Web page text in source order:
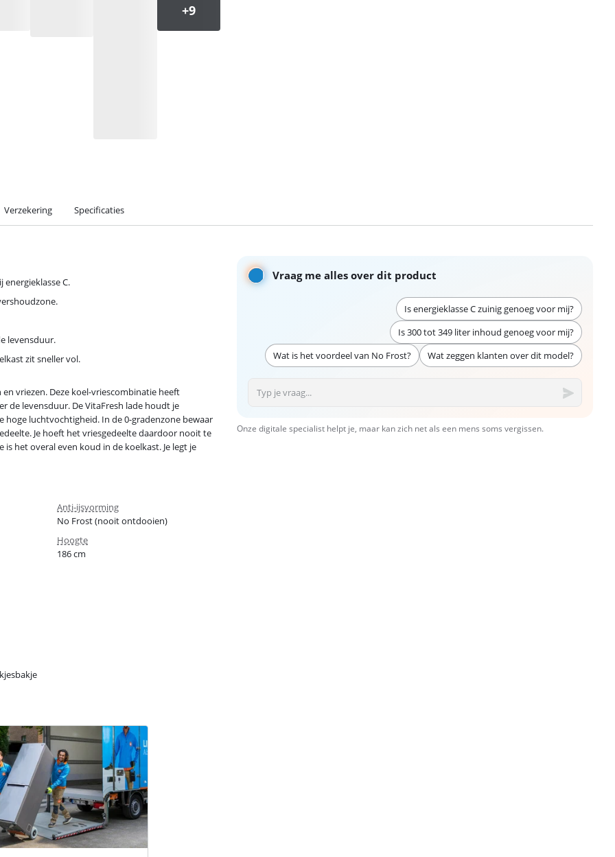
Verzekering Specificaties
Vraag me alles over dit product
Is energieklasse C zuinig genoeg voor mij?
Is 300 tot 349 liter inhoud genoeg voor mij?
Wat is het voordeel van No Frost?
Wat zeggen klanten over dit model?
Onze digitale specialist helpt je, maar kan zich net als een mens soms vergissen.
C.
levensduur.
zit sneller vol.
vriezen. Deze koel-vriescombinatie heeft
de levensduur. De VitaFresh lade houdt je
luchtvochtigheid. In de 0-gradenzone bewaar
Je hoeft het vriesgedeelte daardoor nooit te
het overal even koud in de koelkast. Je legt je
Anti-ijsvorming
No Frost (nooit ontdooien)
Hoogte
186 cm